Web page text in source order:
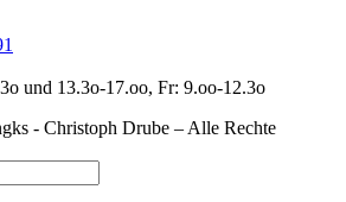
und 13.3o-17.oo, Fr: 9.oo-12.3o
- Christoph Drube – Alle Rechte